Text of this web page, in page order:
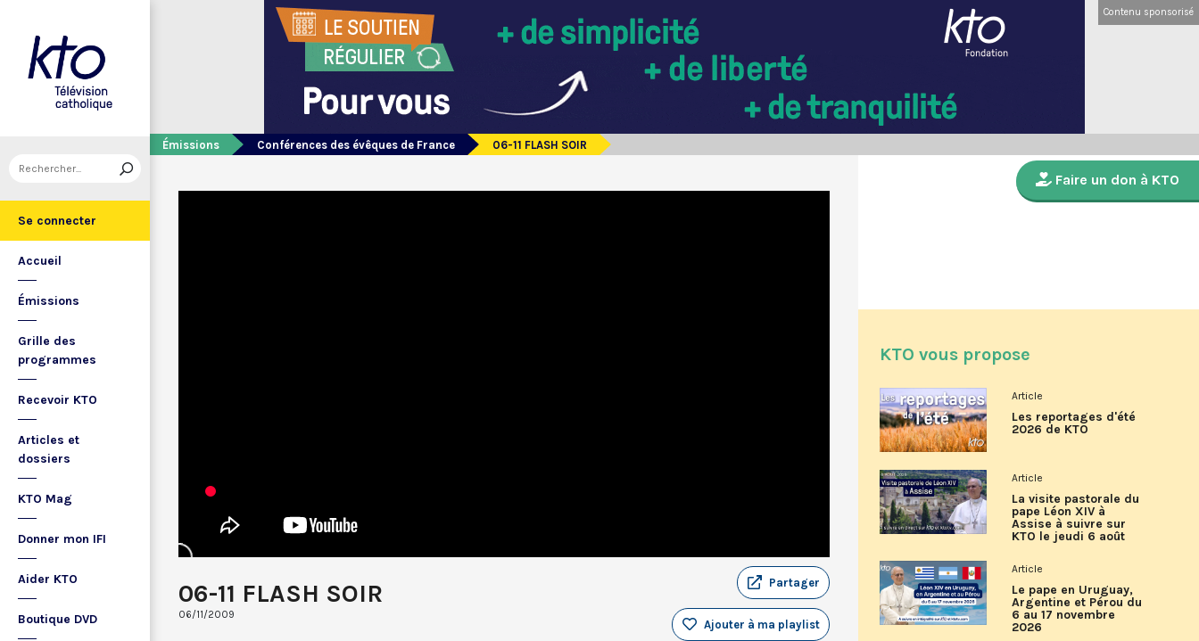
Se connecter
Accueil
Émissions
Grille des
programmes
Recevoir KTO
Articles et
dossiers
KTO Mag
Donner mon IFI
Aider KTO
Boutique DVD
Contenu sponsorisé
Émissions Conférences des évêques de France 06-11 FLASH SOIR
06-11 FLASH SOIR
06/11/2009
Partager
Ajouter à ma playlist
Faire un don à KTO
KTO vous propose
Article
Les reportages d'été
2026 de KTO
Article
La visite pastorale du
pape Léon XIV à
Assise à suivre sur
KTO le jeudi 6 août
Article
Le pape en Uruguay,
Argentine et Pérou du
6 au 17 novembre
2026